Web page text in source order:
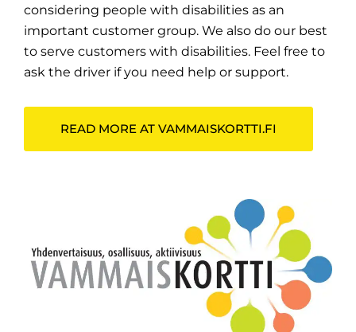
considering people with disabilities as an
important customer group. We also do our best
to serve customers with disabilities. Feel free to
ask the driver if you need help or support.
READ MORE AT VAMMAISKORTTI.FI